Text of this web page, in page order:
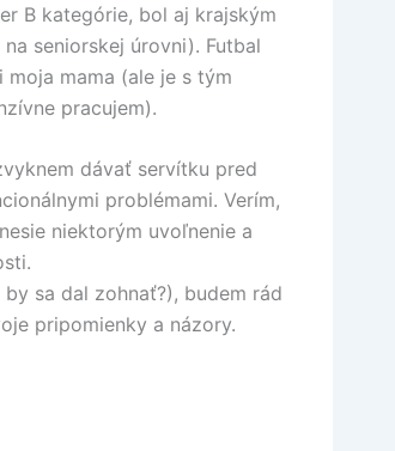
B kategórie, bol aj krajským
seniorskej úrovni). Futbal
mama (ale je s tým
pracujem).
dávať servítku pred
problémami. Verím,
niektorým uvoľnenie a
sa dal zohnať?), budem rád
pripomienky a názory.